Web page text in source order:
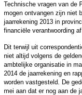
Technische vragen van de
mogen ontvangen zijn niet
jaarrekening 2013 in
financiële verantwoording
Dit terwijl uit
niet altijd volgens de
ambtelijke organisatie in
2014 de jaarrekening en
worden vastgesteld. De
mei aan dat er nog aan de